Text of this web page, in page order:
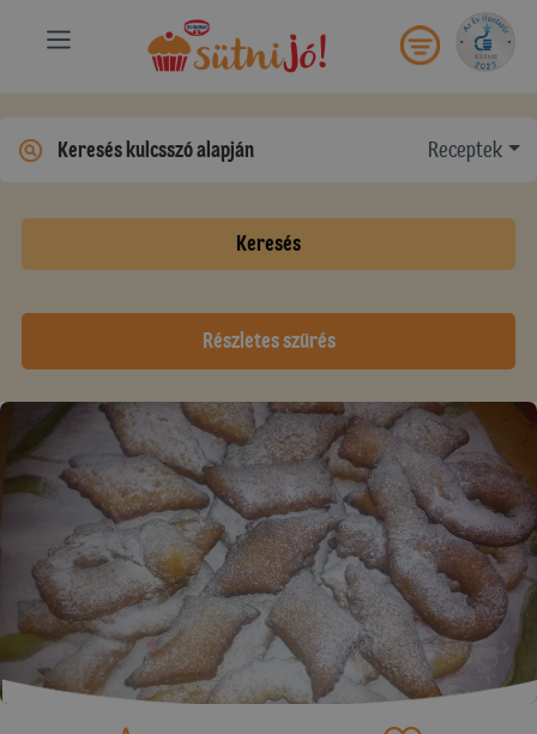
Receptek
Keresés
Részletes szűrés